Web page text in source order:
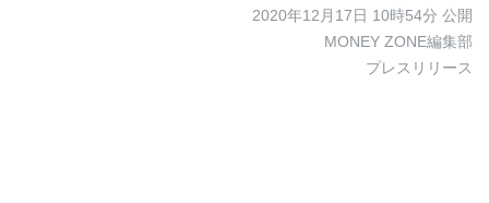
2020年12月17日 10時54分 公開
MONEY ZONE編集部
プレスリリース